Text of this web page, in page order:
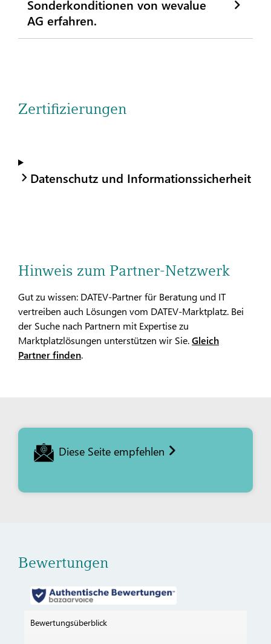
Sonderkonditionen von wevalue
AG erfahren.
Zertifizierungen
Datenschutz und Informationssicherheit
Hinweis zum Partner-Netzwerk
Gut zu wissen: DATEV-Partner für Beratung und IT
vertreiben auch Lösungen vom DATEV-Marktplatz. Bei
der Suche nach Partnern mit Expertise zu
Marktplatzlösungen unterstützen wir Sie.Gleich
Partner finden.
Diese Seite empfehlen
Bewertungen